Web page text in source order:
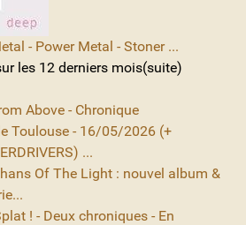
- Power Metal - Stoner ...
les 12 derniers mois(suite)
Above - Chronique
Toulouse - 16/05/2026 (+
...
Of The Light : nouvel album &
! - Deux chroniques - En